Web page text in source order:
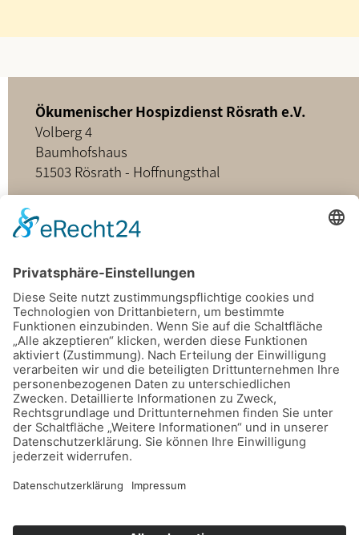
Ökumenischer Hospizdienst Rösrath e.V.
Volberg 4
Baumhofshaus
51503 Rösrath - Hoffnungsthal
02205 - 898349
buero@hospizdienst-roesrath.de
Home
Datenschutz
Impressum
Mitmachen
Satzung
Mitglied werden
Facebook